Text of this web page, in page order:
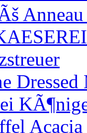
Dressed
Acacia